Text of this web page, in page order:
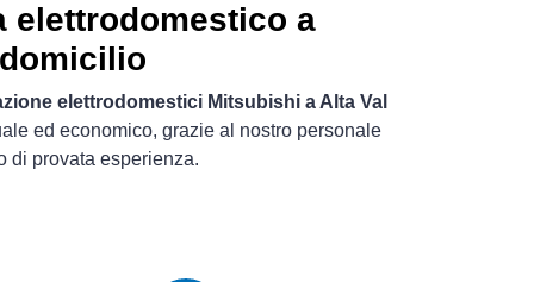
elettrodomestico a
domicilio
elettrodomestici Mitsubishi a Alta Val
ed economico, grazie al nostro personale
di provata esperienza.